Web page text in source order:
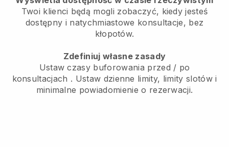
Twoi klienci będą mogli zobaczyć, kiedy jesteś
dostępny i natychmiastowe konsultacje, bez
kłopotów.
Zdefiniuj własne zasady
Ustaw czasy buforowania przed / po
konsultacjach . Ustaw dzienne limity, limity slotów i
minimalne powiadomienie o rezerwacji.